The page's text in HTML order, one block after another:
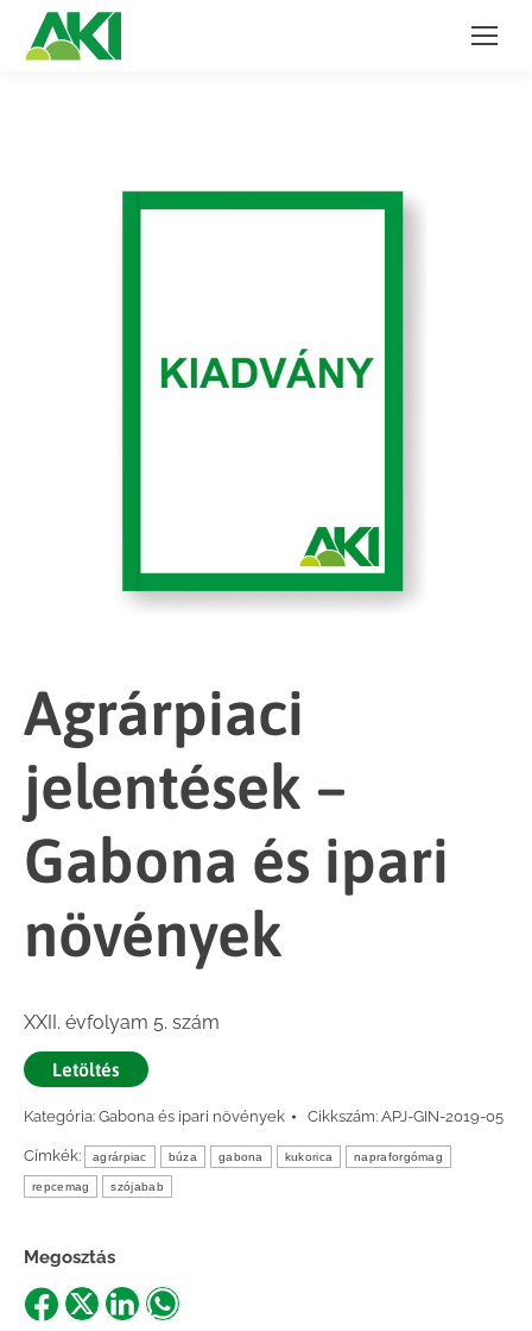
Agrárpiaci
jelentések –
Gabona és ipari
növények
XXII. évfolyam 5. szám
Letöltés
Kategória: Gabona és ipari növények Cikkszám: APJ-GIN-2019-05
Címkék: agrárpiac búza gabona kukorica napraforgómag
repcemag szójabab
Megosztás
ShareShareShareShare